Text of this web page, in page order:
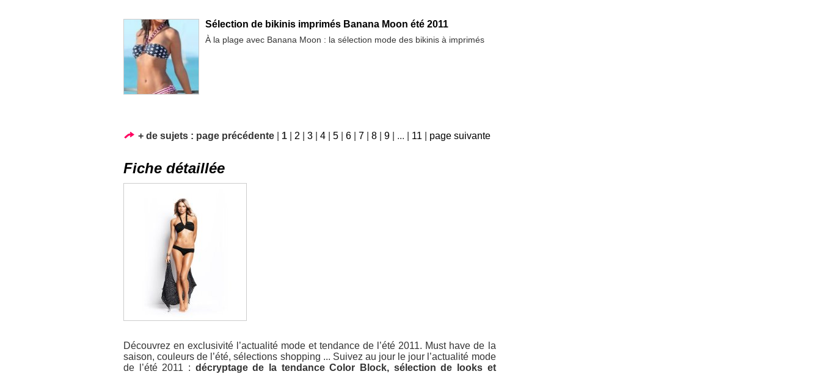
Sélection de bikinis imprimés Banana Moon été 2011
À la plage avec Banana Moon : la sélection mode des bikinis à imprimés
+ de sujets : page précédente 1 2 3 4 5 6 7 8 9 ... 11 page suivante
Fiche détaillée
Découvrez en exclusivité l’actualité mode et tendance de l’été 2011. Must have de la
saison, couleurs de l’été, sélections shopping ... Suivez au jour le jour l’actualité mode
de l’été 2011 : décryptage de la tendance Color Block, sélection de looks et